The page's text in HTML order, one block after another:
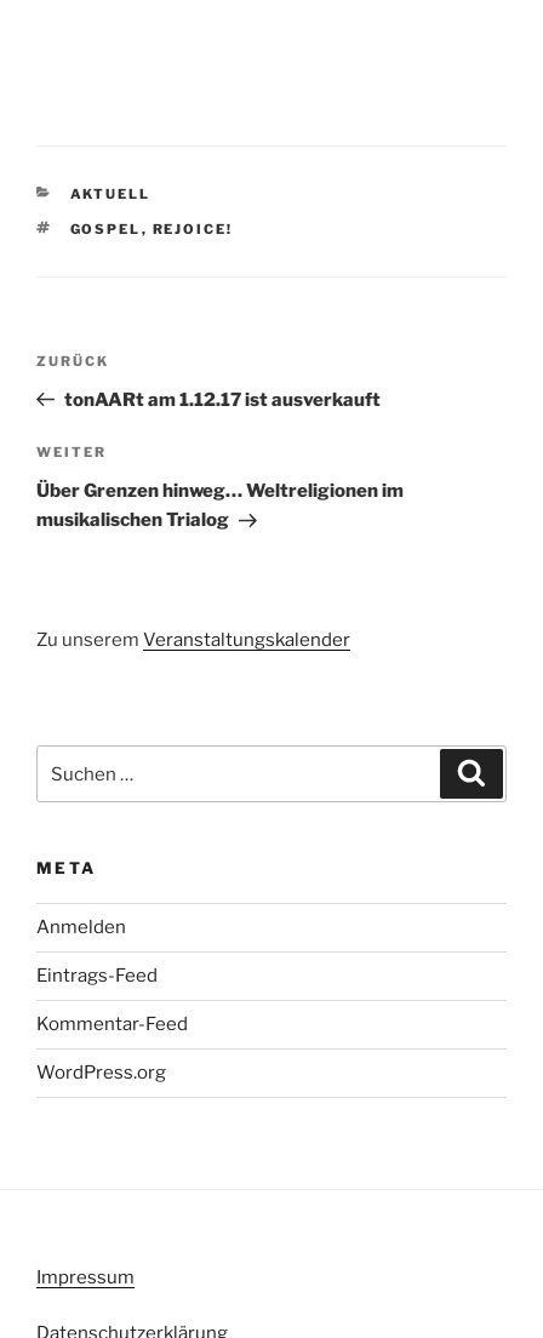
KATEGORIEN
AKTUELL
SCHLAGWÖRTER
GOSPEL , REJOICE!
Beitragsnavigation
Vorheriger
Beitrag
ZURÜCK
tonAARt am 1.12.17 ist ausverkauft
Nächster
Beitrag
WEITER
Über Grenzen hinweg… Weltreligionen im
musikalischen Trialog
Zu unserem Veranstaltungskalender
nach:
META
Anmelden
Eintrags-Feed
Kommentar-Feed
WordPress.org
Impressum
Datenschutzerklärung